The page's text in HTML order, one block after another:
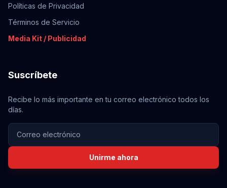
Políticas de Privacidad
Términos de Servicio
Media Kit / Publicidad
Suscríbete
Recibe lo más importante en tu correo electrónico todos los
días.
Unirme ahora